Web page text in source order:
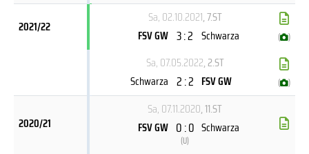
2021/22
Sa, 02.10.2021, 7.ST
FSV GW 3 : 2 Schwarza ( )
Sa, 07.05.2022, 2.ST
Schwarza 2 : 2 FSV GW ( )
2020/21
Sa, 07.11.2020, 11.ST
FSV GW 0 : 0
(U)
Schwarza